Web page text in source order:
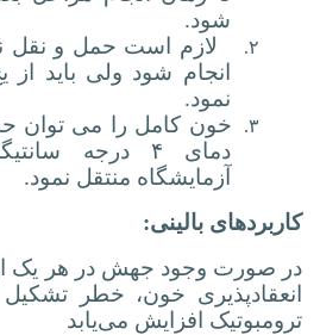
شود.
۲.
لازم است حمل و نقل
انجام شود ولی باید
نمود.
۳.
دمای ۴ درجه
آزمایشگاه منتقل نمود.
کاربردهای بالینی:
در صورت وجود جهش در هر یک
انعقادپذیری خون، خطر
ترومبوتیک افزایش می‌یابد